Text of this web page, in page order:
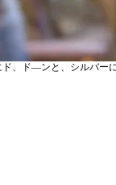
ド、ド―ンと、シルバー